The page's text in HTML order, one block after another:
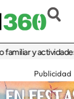
y actividades
Publicidad